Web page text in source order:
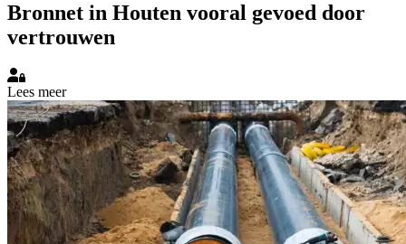
Bronnet in Houten vooral gevoed door
vertrouwen
Lees meer over Bronnet in Houten vooral gevoed door vertrouwen
Lees meer